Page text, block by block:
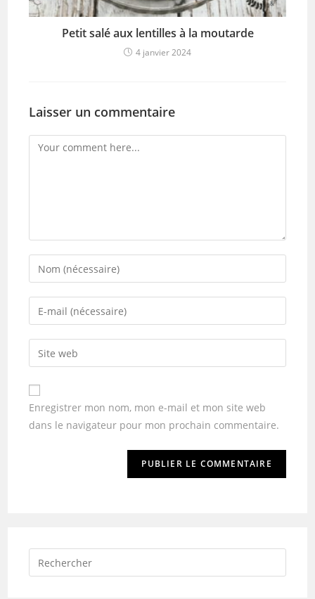
Petit salé aux lentilles à la moutarde
4 janvier 2024
Laisser un commentaire
Enregistrer mon nom, mon e-mail et mon site web
dans le navigateur pour mon prochain commentaire.